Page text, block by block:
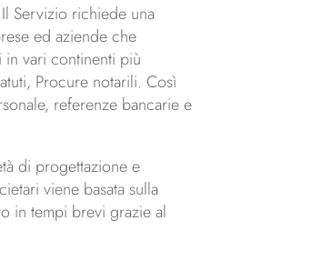
Servizio richiede una
ed aziende che
in vari continenti più
Procure notarili. Così
referenze bancarie e
di progettazione e
viene basata sulla
in tempi brevi grazie al